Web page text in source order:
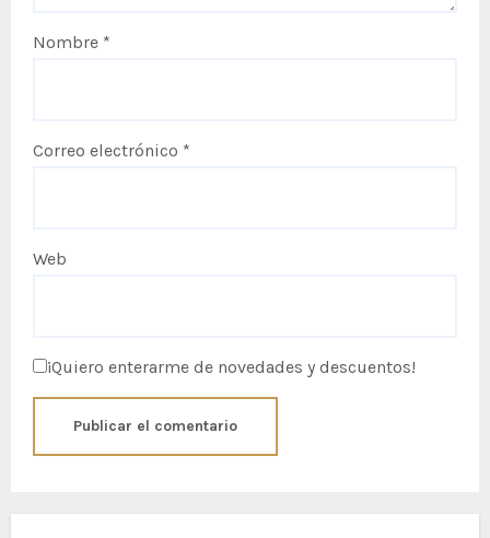
Nombre *
Correo electrónico *
Web
¡Quiero enterarme de novedades y descuentos!